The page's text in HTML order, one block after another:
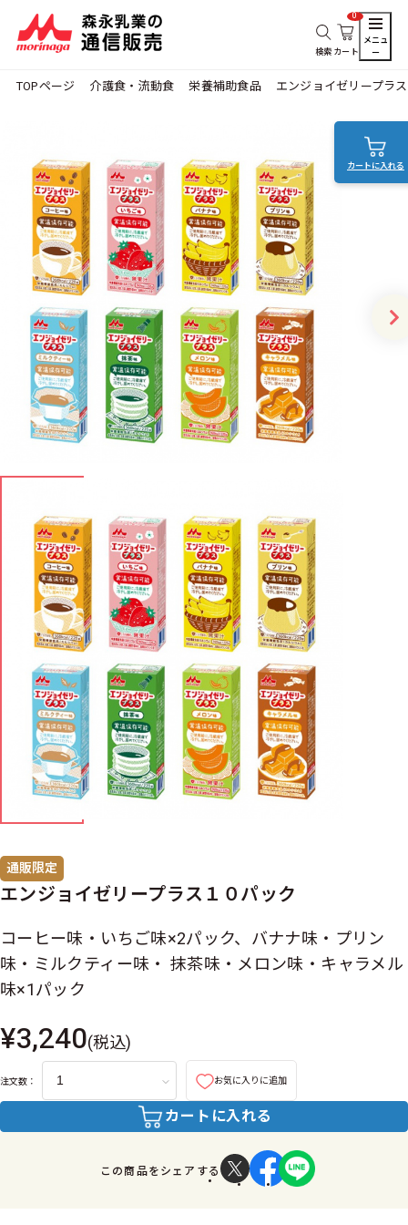
検索 カート
0
メニュ
ー
TOPページ 介護食・流動食 栄養補助食品 エンジョイゼリープラ
カートに入れる
通販限定
エンジョイゼリープラス１０パック
コーヒー味・いちご味×2パック、バナナ味・プリン
味・ミルクティー味・ 抹茶味・メロン味・キャラメル
味×1パック
¥3,240(税込)
注文数： お気に入りに追加
カートに入れる
この商品をシェアする